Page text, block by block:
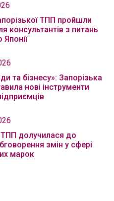
ТПП пройшли
консультантів з питань
Японії
та бізнесу»: Запорізька
нові інструменти
ТПП долучилася до
змін у сфері
марок